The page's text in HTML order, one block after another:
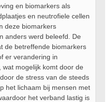
en biomarkers als
en neutrofiele cellen
deze biomarkers
anders werd beleefd. De
de betreffende biomarkers
er verandering in
mogelijk komt door de
de stress van de steeds
het lichaam bij mensen met
het verband lastig is